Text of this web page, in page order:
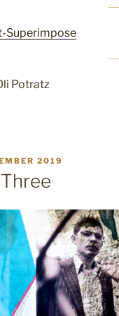
Superimpose
Potratz
2019